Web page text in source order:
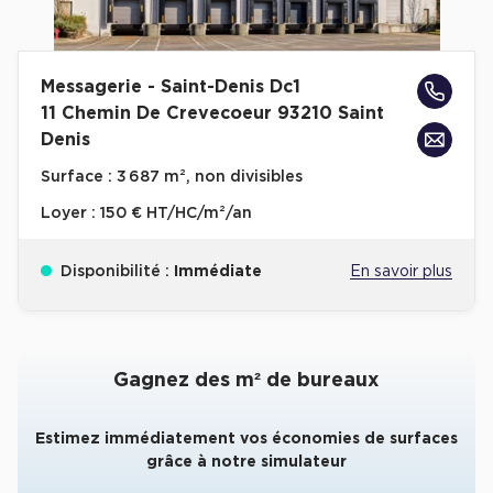
Collections de Logistique
Logistique urbaine
Entrepôts Messagerie
Location de Commerces à Toulouse
Location de Commerces à Reims
Messagerie - Saint-Denis Dc1
11 Chemin De Crevecoeur 93210 Saint
Denis
Surface : 3 687 m², non divisibles
Loyer : 150 € HT/HC/m²/an
Disponibilité : Immédiate En savoir plus
Gagnez des m² de bureaux
Estimez immédiatement vos économies de surfaces
grâce à notre simulateur